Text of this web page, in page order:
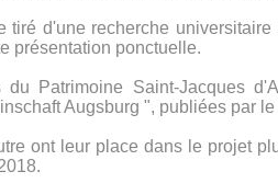
tiré d'une recherche
présentation ponctuelle.
du Patrimoine Saint-Jacques
Augsburg ", publiées par
ont leur place dans le projet